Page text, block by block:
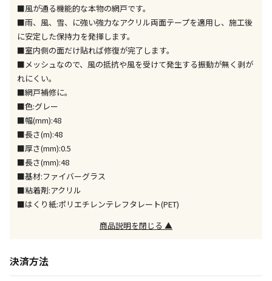
特定の店舗のみで受取ができる商品です（宅配便での
お届けができません）
※同時購入の商品は、全て同じ店舗での受取となりま
す
※ほか商品との同時購入はできません。お手数です
が、ご購入手続きを分けてお買い求めください
※電話注文はできません。
宅配のみでお届けする商品です（店舗受取は選択でき
ません）
※「宅配・店舗受取」「宅配のみ」マークの商品のみ
同時購入が可能です
午前9時までのご注文確定した商品については、当日に
ただし、メーカーの営業日に基づき出荷手続きを行う
■風が通る機能的な本物の網戸です。
■雨、風、雪、に強い強力なアクリル両面テープを適用し、施工後
に安定した保持力を発揮します。
■室内側の面だけ貼れば修復が完了します。
■メッシュなので、風の抵抗や風を受けて発生する振動が無く剥が
れにくい。
■網戸補修に。
■色:グレー
■幅(mm):48
■長さ(m):48
■厚さ(mm):0.5
■長さ(mm):48
■基材:ファイバーグラス
■粘着剤:アクリル
■はくり紙:ポリエチレンテレフタレート(PET)
商品説明を閉じる ▲
決済方法